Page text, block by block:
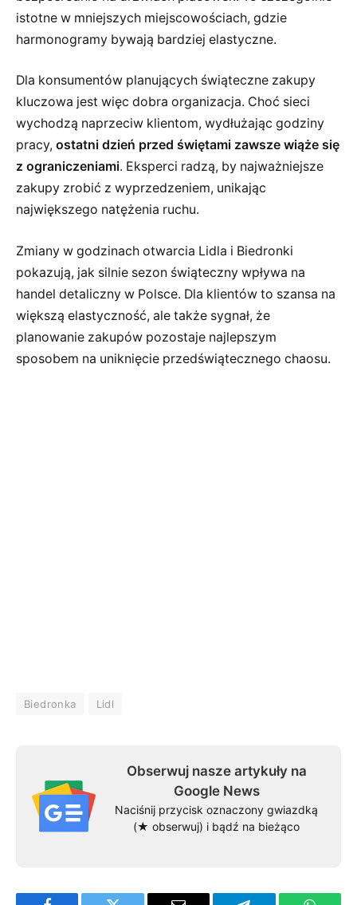
istotne w mniejszych miejscowościach, gdzie
harmonogramy bywają bardziej elastyczne.
Dla konsumentów planujących świąteczne zakupy
kluczowa jest więc dobra organizacja. Choć sieci
wychodzą naprzeciw klientom, wydłużając godziny
pracy, ostatni dzień przed świętami zawsze wiąże się
z ograniczeniami. Eksperci radzą, by najważniejsze
zakupy zrobić z wyprzedzeniem, unikając
największego natężenia ruchu.
Zmiany w godzinach otwarcia Lidla i Biedronki
pokazują, jak silnie sezon świąteczny wpływa na
handel detaliczny w Polsce. Dla klientów to szansa na
większą elastyczność, ale także sygnał, że
planowanie zakupów pozostaje najlepszym
sposobem na uniknięcie przedświątecznego chaosu.
Biedronka Lidl
Obserwuj nasze artykuły na
Google News
Naciśnij przycisk oznaczony gwiazdką
(★ obserwuj) i bądź na bieżąco